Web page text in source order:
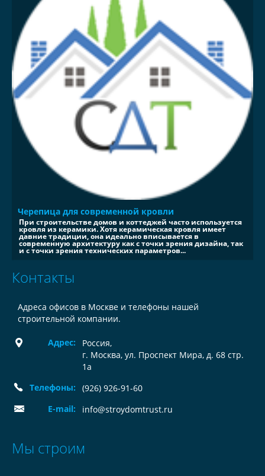
Черепица для современной кровли
При строительстве домов и коттеджей часто используется
кровля из керамики. Хотя керамическая кровля имеет
давние традиции, она идеально вписывается в
современную архитектуру как с точки зрения дизайна, так
и с точки зрения технических параметров...
Контакты
Адреса офисов в Москве и телефоны нашей
строительной компании.
Адрес: Россия,
г. Москва, ул. Проспект Мира, д. 68 стр.
1а
Телефоны:
(926) 926-91-60
E-mail:
info@stroydomtrust.ru
Мы строим